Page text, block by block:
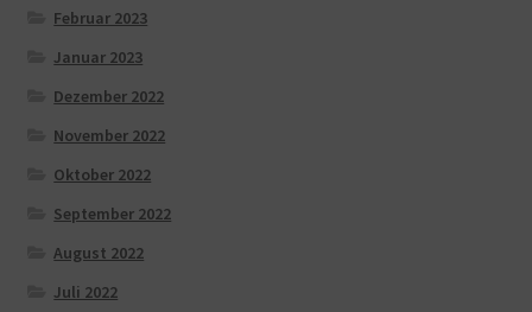
Februar 2023
Januar 2023
Dezember 2022
November 2022
Oktober 2022
September 2022
August 2022
Juli 2022